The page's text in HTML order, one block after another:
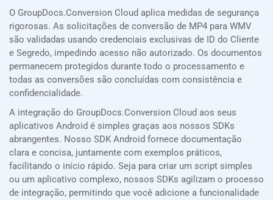
O GroupDocs.Conversion Cloud aplica medidas de segurança
rigorosas. As solicitações de conversão de MP4 para WMV
são validadas usando credenciais exclusivas de ID do Cliente
e Segredo, impedindo acesso não autorizado. Os documentos
permanecem protegidos durante todo o processamento e
todas as conversões são concluídas com consistência e
confidencialidade.
A integração do GroupDocs.Conversion Cloud aos seus
aplicativos Android é simples graças aos nossos SDKs
abrangentes. Nosso SDK Android fornece documentação
clara e concisa, juntamente com exemplos práticos,
facilitando o início rápido. Seja para criar um script simples
ou um aplicativo complexo, nossos SDKs agilizam o processo
de integração, permitindo que você adicione a funcionalidade